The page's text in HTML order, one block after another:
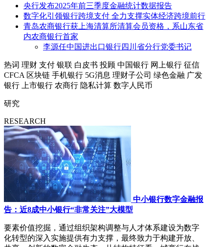
央行发布2025年前三季度金融统计数据报告
数字化引领银行跨境支付 全力支撑实体经济跨境前行
青岛农商银行获上海清算所清算会员资格，系山东省
内农商银行首家
李源任中国进出口银行四川省分行党委书记
热词 理财 支付 银联 白皮书 投顾 中国银行 网上银行 征信
CFCA 区块链 手机银行 5G消息 理财子公司 绿色金融 广发
银行
上市银行 农商行 隐私计算 数字人民币
研究
RESEARCH
中小银行数字金融报
告：近8成中小银行“非常关注”大模型
要素价值挖掘，通过组织架构调整与人才体系建设为数字
化转型的深入实施提供有力支撑，最终致力于构建开放、